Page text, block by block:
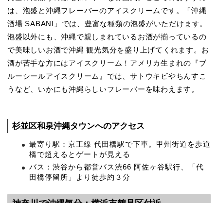
は、泡盛と沖縄フレーバーのアイスクリームです。「沖縄
酒場 SABANI」では、豊富な種類の泡盛がいただけます。
泡盛以外にも、沖縄で親しまれているお酒が揃っているの
で美味しいお酒で沖縄 観光気分を盛り上げてくれます。お
酒が苦手な方にはアイスクリーム！アメリカ生まれの『ブ
ルーシールアイスクリーム』では、サトウキビやちんすこ
うなど、いかにも沖縄らしいフレーバーを味わえます。
杉並区和泉沖縄タウンへのアクセス
最寄り駅：京王線 代田橋駅で下車。甲州街道を歩道
橋で超えるとゲートが見える
バス：渋谷から都営バス渋66 阿佐ヶ谷駅行、「代
田橋停留所」より徒歩約３分